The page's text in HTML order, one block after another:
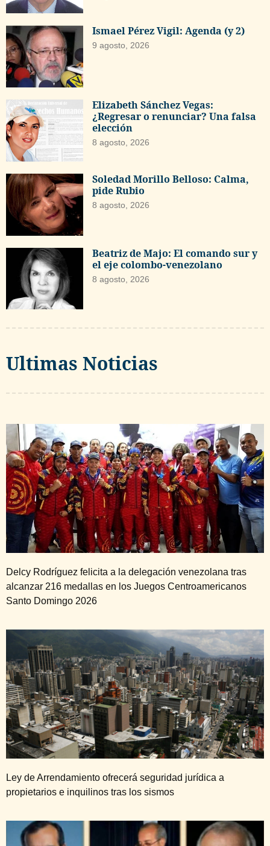
Ismael Pérez Vigil: Agenda (y 2)
9 agosto, 2026
Elizabeth Sánchez Vegas:
¿Regresar o renunciar? Una falsa
elección
8 agosto, 2026
Soledad Morillo Belloso: Calma,
pide Rubio
8 agosto, 2026
Beatriz de Majo: El comando sur y
el eje colombo-venezolano
8 agosto, 2026
Ultimas Noticias
Delcy Rodríguez felicita a la delegación venezolana tras
alcanzar 216 medallas en los Juegos Centroamericanos
Santo Domingo 2026
Ley de Arrendamiento ofrecerá seguridad jurídica a
propietarios e inquilinos tras los sismos